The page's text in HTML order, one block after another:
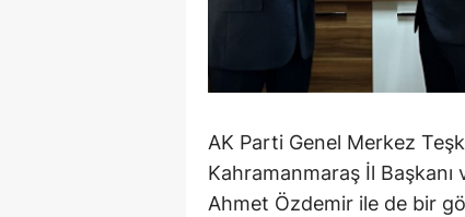
AK Parti Genel Merkez
Kahramanmaraş İl
Ahmet Özdemir ile de bir